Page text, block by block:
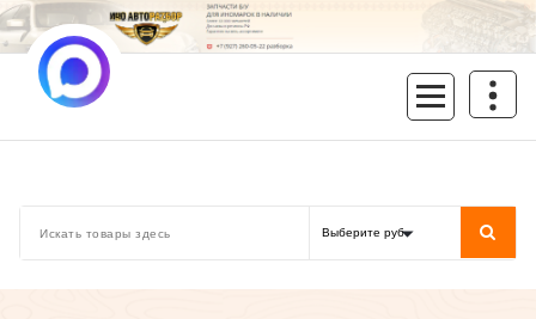
Перейти
к
содержимому